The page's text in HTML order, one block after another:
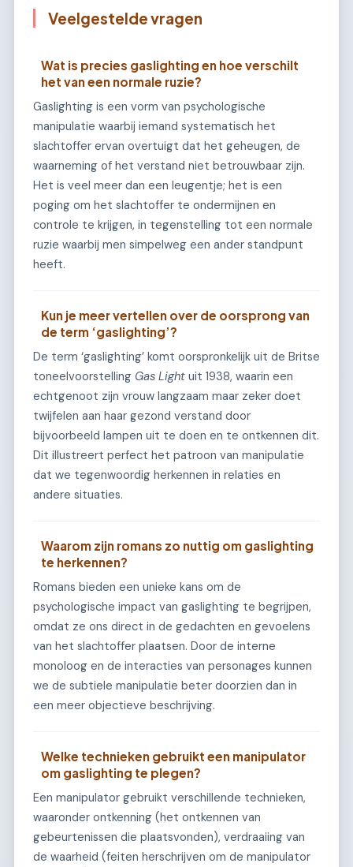
Veelgestelde vragen
Wat is precies gaslighting en hoe verschilt
het van een normale ruzie?
Gaslighting is een vorm van psychologische
manipulatie waarbij iemand systematisch het
slachtoffer ervan overtuigt dat het geheugen, de
waarneming of het verstand niet betrouwbaar zijn.
Het is veel meer dan een leugentje; het is een
poging om het slachtoffer te ondermijnen en
controle te krijgen, in tegenstelling tot een normale
ruzie waarbij men simpelweg een ander standpunt
heeft.
Kun je meer vertellen over de oorsprong van
de term ‘gaslighting’?
De term ‘gaslighting’ komt oorspronkelijk uit de Britse
toneelvoorstelling Gas Light uit 1938, waarin een
echtgenoot zijn vrouw langzaam maar zeker doet
twijfelen aan haar gezond verstand door
bijvoorbeeld lampen uit te doen en te ontkennen dit.
Dit illustreert perfect het patroon van manipulatie
dat we tegenwoordig herkennen in relaties en
andere situaties.
Waarom zijn romans zo nuttig om gaslighting
te herkennen?
Romans bieden een unieke kans om de
psychologische impact van gaslighting te begrijpen,
omdat ze ons direct in de gedachten en gevoelens
van het slachtoffer plaatsen. Door de interne
monoloog en de interacties van personages kunnen
we de subtiele manipulatie beter doorzien dan in
een meer objectieve beschrijving.
Welke technieken gebruikt een manipulator
om gaslighting te plegen?
Een manipulator gebruikt verschillende technieken,
waaronder ontkenning (het ontkennen van
gebeurtenissen die plaatsvonden), verdraaiing van
de waarheid (feiten herschrijven om de manipulator